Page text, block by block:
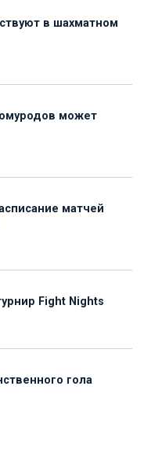
в шахматном
может
матчей
Fight Nights
гола